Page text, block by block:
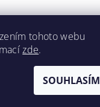
tohoto webu
zde.
SOUHLASÍM